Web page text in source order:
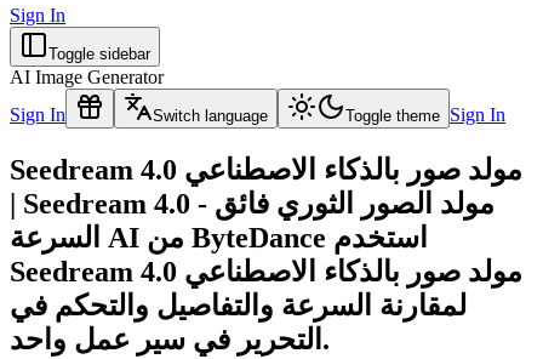
Sign In
Toggle sidebar
AI Image Generator
Sign In
Switch language Toggle theme Sign In
Seedream 4.0 مولد صور بالذكاء الاصطناعي
| Seedream 4.0 - مولد الصور الثوري فائق
السرعة AI من ByteDance استخدم
Seedream 4.0 مولد صور بالذكاء الاصطناعي
لمقارنة السرعة والتفاصيل والتحكم في
التحرير في سير عمل واحد.